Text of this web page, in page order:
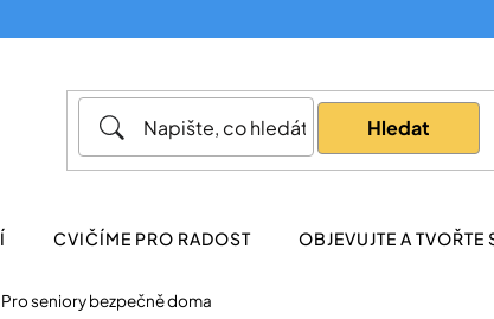
Hledat
CVIČÍME PRO RADOST OBJEVUJTE A TVOŘTE
Pro seniory bezpečně doma
Co potřebujete najít?